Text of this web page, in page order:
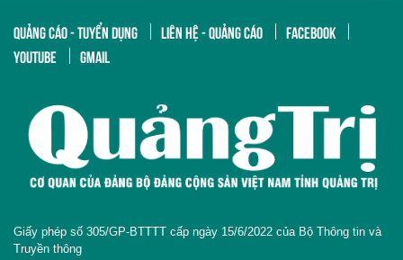
QUẢNG CÁO - TUYỂN DỤNG LIÊN HỆ - QUẢNG CÁO
FACEBOOK
YOUTUBE
GMAIL
Giấy phép số 305/GP-BTTTT cấp ngày 15/6/2022 của Bộ Thông tin và
Truyền thông